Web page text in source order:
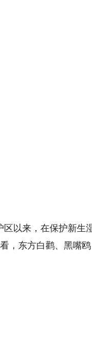
区以来，在保护新生
，东方白鹳、黑嘴鸥